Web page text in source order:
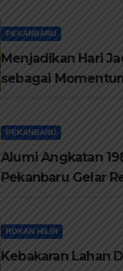
PEKANBARU
Menjadikan Hari
sebagai
PEKANBARU
Alumi Angkatan
Pekanbaru Gelar
ROKAN HILIR
Kebakaran Lahan